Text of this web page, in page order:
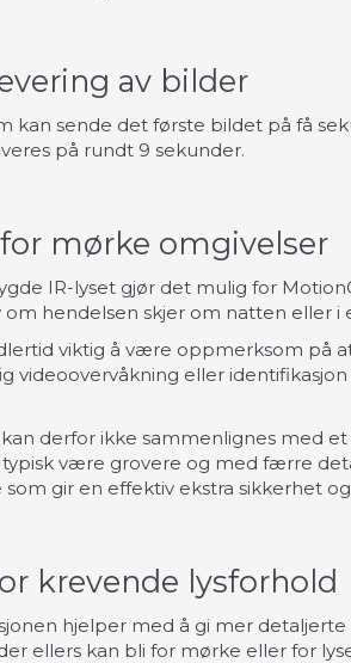
av bilder
kan sende det første bildet på få
på rundt 9 sekunder.
mørke omgivelser
IR-lyset gjør det mulig for
om hendelsen skjer om natten eller
viktig å være oppmerksom på
videoovervåkning eller
derfor ikke sammenlignes med
være grovere og med færre
som gir en effektiv ekstra sikkerhet
krevende lysforhold
hjelper med å gi mer
ellers kan bli for mørke eller for